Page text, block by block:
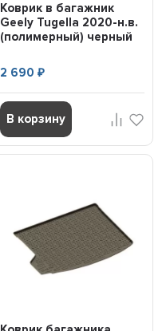
Коврик в багажник
Geely Tugella 2020-н.в.
(полимерный) черный
2 690 ₽
В корзину